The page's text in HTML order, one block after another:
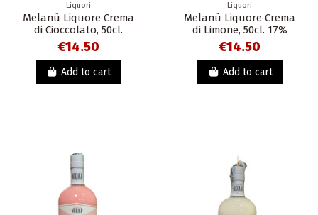
Liquori
Melanù Liquore Crema
di Cioccolato, 50cl.
€14.50
Add to cart
Liquori
Melanù Liquore Crema
di Limone, 50cl. 17%
€14.50
Add to cart